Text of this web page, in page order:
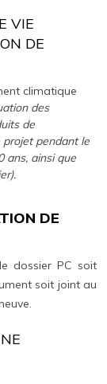
VIE
DE
climatique
des
de
pendant le
ans, ainsi que
DE
dossier PC soit
soit joint au